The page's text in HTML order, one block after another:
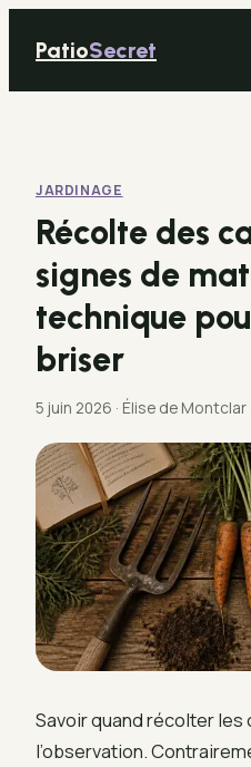
PatioSecret
Bricolage
Déco
Immobilier
Jardinage
JARDINAGE
Récolte des
signes de
technique
briser
5 juin 2026 · Élise de Montclar
Savoir quand récolter
l’observation.